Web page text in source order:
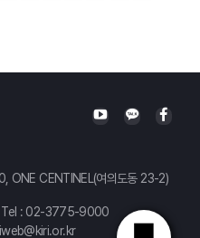
ONE CENTINEL(여의도동 23-2)
Tel : 02-3775-9000